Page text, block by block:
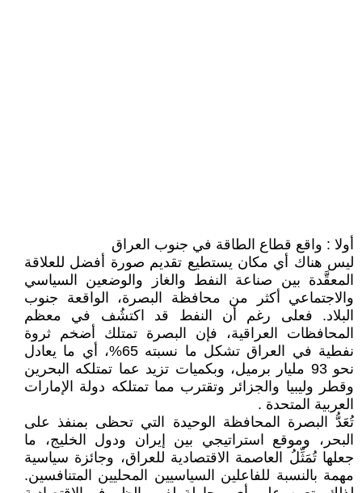
أولا : واقع قطاع الطاقة في جنوب العراق
ليس هناك أي مكان يستطيع تقديم صورة أفضل للعلاقة
المعقَّدة بين صناعة النفط والغاز والوضعين السياسي
والاجتماعي أكثر من محافظة البصرة، الواقعة جنوب
البلاد. فعلى رغم أن النفط قد اكتشُف في معظم
المحافظات العراقية، فإن البصرة تمتلك أضخم ثروة
نفطية في العراق تشكل ما نسبته 65%، أي ما يعادل
نحو 93 مليار برميل، وبكميات تزيد عما تمتلكه البحرين
وقطر وليبيا والجزائر وتقترب مما تمتلكه دولة الإمارات
العربية المتحدة .
تُعَدُّ البصرة المحافظة الوحيدة التي تحظى بمنفذ على
البحر، وموقع استراتيجي بين إيران ودول الخليج، ما
جعلها تُمَثِّلُ العاصمة الاقتصادية للعراق، وجائزة سياسية
مهمة بالنسبة للفاعلين السياسيين المحليين المتنافسين.